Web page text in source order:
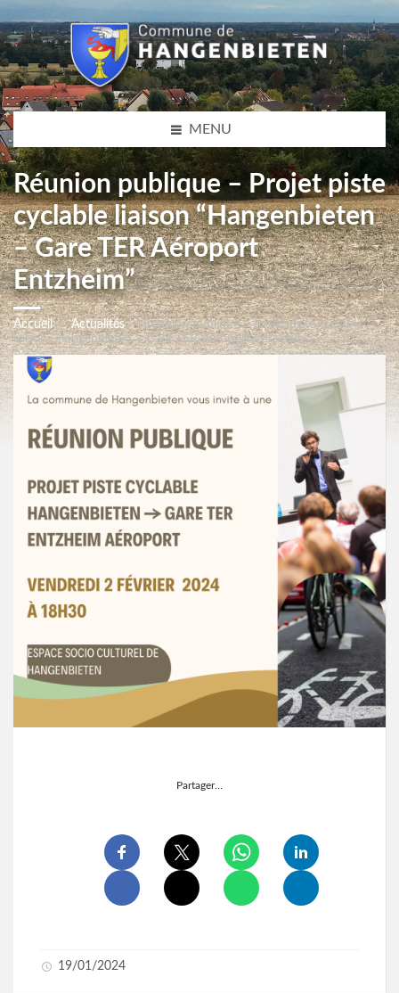
MENU
Réunion publique – Projet piste
cyclable liaison “Hangenbieten
– Gare TER Aéroport
Entzheim”
Accueil Actualités
Réunion publique – Projet piste cyclable
liaison “Hangenbieten – Gare TER Aéroport Entzheim”
Partager…
19/01/2024